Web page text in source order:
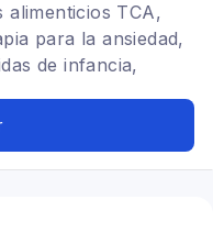
TCA,
para la ansiedad,
de infancia,